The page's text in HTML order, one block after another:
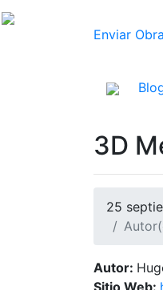
Enviar Obra
3D
25
Autor:
Sitio Web: